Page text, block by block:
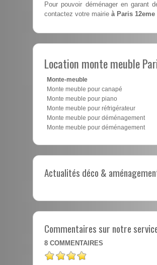
Pour pouvoir déménager en garant
contactez votre mairie à Paris 12eme
Location monte meuble
Monte-meuble
Monte meuble pour canapé
Monte meuble pour piano
Monte meuble pour réfrigérateur
Monte meuble pour déménagement
Monte meuble pour déménagement
Actualités déco &
Commentaires sur notre
8 COMMENTAIRES